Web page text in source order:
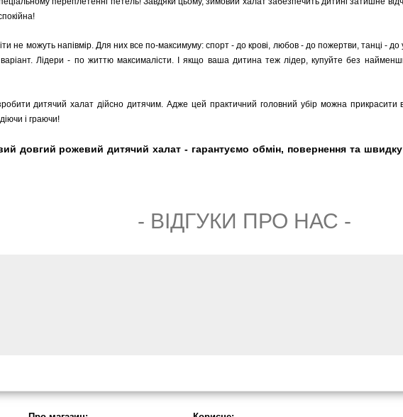
не можуть напівмір. Для них все по-максимуму: спорт - до крові, любов - до пожертви, танці - до
Лідери - по життю максималісти. І якщо ваша дитина теж лідер, купуйте без
дитячий халат дійсно дитячим. Адже цей практичний головний убір можна прикрасити
і граючи!
довгий рожевий дитячий халат - гарантуємо обмін, повернення та швидку
- ВIДГУКИ ПРО НАС -